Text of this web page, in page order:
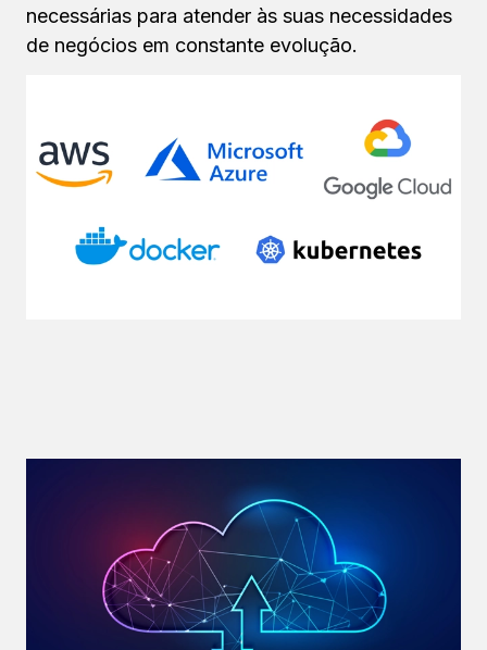
necessárias para atender às suas necessidades
de negócios em constante evolução.